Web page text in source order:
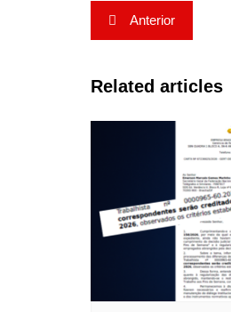
Navegação
de
Post
Anterior
Related articles